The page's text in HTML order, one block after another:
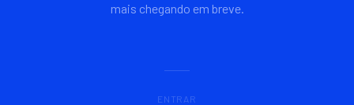
mais chegando em breve.
ENTRAR